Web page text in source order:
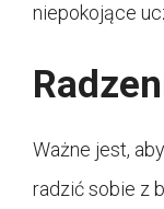
niepokojące
Ważne jest,
radzić sobie z